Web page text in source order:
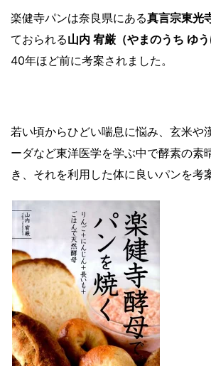
楽健寺パンは奈良県にある真言宗東光
ておられる山内 宥厳（やまのうち ゆ
40年ほど前に考案されました。
若い頃からひどい喘息に悩み、玄米や
ーダなど東洋医学を学ぶ中で酵素の素
き、それを利用した体に良いパンを考